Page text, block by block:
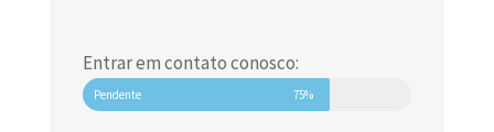
Entrar em contato conosco:
Pendente 75%